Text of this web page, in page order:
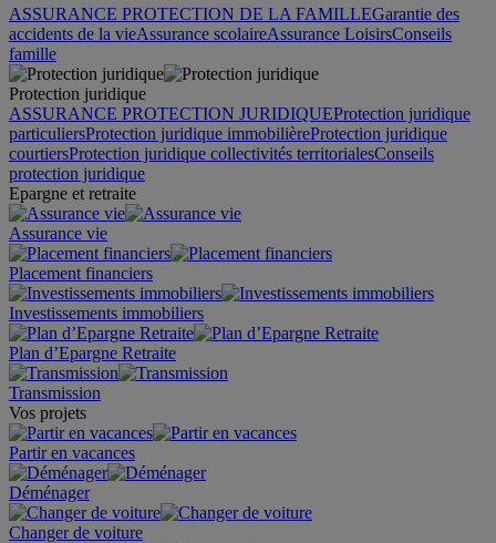
ASSURANCE PROTECTION DE LA FAMILLEGarantie des
accidents de la vieAssurance scolaireAssurance LoisirsConseils
famille
Protection juridique
ASSURANCE PROTECTION JURIDIQUEProtection juridique
particuliersProtection juridique immobilièreProtection juridique
courtiersProtection juridique collectivités territorialesConseils
protection juridique
Epargne et retraite
Assurance vie
Placement financiers
Investissements immobiliers
Plan d’Epargne Retraite
Transmission
Vos projets
Partir en vacances
Déménager
Changer de voiture